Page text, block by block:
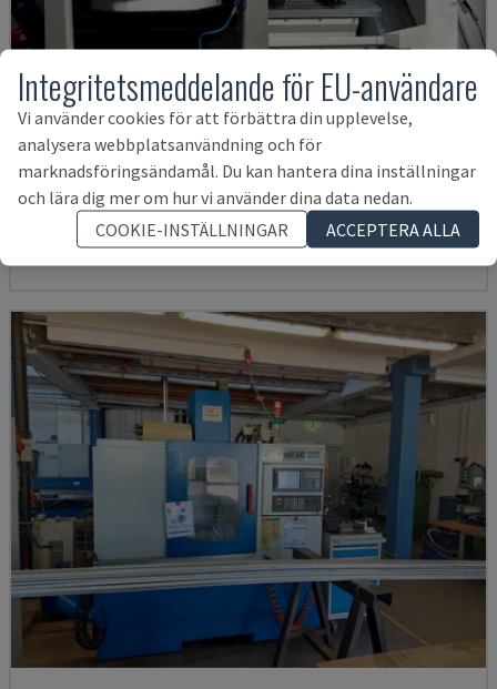
ECOMILL 800 V
DMG - VERTIKALT BEARBETNINGSCENTER
TYSKLAND 2016 11.898 tim.
416 943 SEK
Integritetsmeddelande för EU-användare
Vi använder cookies för att förbättra din upplevelse,
analysera webbplatsanvändning och för
marknadsföringsändamål. Du kan hantera dina inställningar
och lära dig mer om hur vi använder dina data nedan.
COOKIE-INSTÄLLNINGAR
ACCEPTERA ALLA